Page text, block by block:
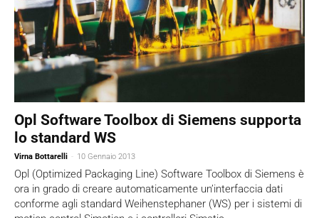
Opl Software Toolbox di Siemens supporta
lo standard WS
Virna Bottarelli - 10 Gennaio 2013
Opl (Optimized Packaging Line) Software Toolbox di Siemens è
ora in grado di creare automaticamente un’interfaccia dati
conforme agli standard Weihenstephaner (WS) per i sistemi di